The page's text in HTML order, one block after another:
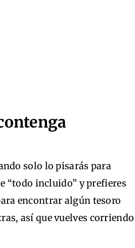
solo lo pisarás para
“todo incluido” y prefieres
encontrar algún tesoro
así que vuelves corriendo